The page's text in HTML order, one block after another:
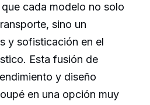
cada modelo no solo
sino un
y sofisticación en el
Esta fusión de
y diseño
en una opción muy